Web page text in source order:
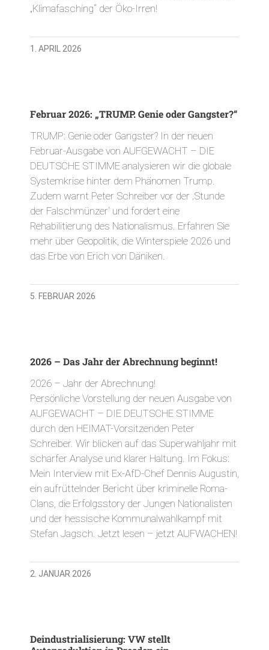
„Klimafasching“ der Öko-Irren!
1. APRIL 2026
Februar 2026: „TRUMP. Genie oder Gangster?“
TRUMP: Genie oder Gangster? In der neuen
Februar-Ausgabe von AUFGEWACHT – DIE
DEUTSCHE STIMME analysieren wir die globale
Systemkrise hinter dem Phänomen Trump.
Zudem warnt Peter Schreiber vor der ‚Stunde
der Falschmünzer‘ und fordert eine
Rehabilitierung des Nationalismus. Erfahren Sie
mehr über Geopolitik, die Winterspiele 2026 und
das Erbe von Erich von Däniken.
5. FEBRUAR 2026
2026 – Das Jahr der Abrechnung beginnt!
2026 – Jahr der Abrechnung!
Persönliche Vorstellung der neuen Ausgabe von
AUFGEWACHT – DIE DEUTSCHE STIMME
durch den HEIMAT-Vorsitzenden Peter
Schreiber. Wir blicken auf das Superwahljahr mit
scharfer Analyse und klarer Haltung. Im Fokus:
Mein Interview mit Ex-AfD-Chef Dennis Augustin,
ein aufrüttelnder Bericht über kriminelle Roma-
Clans, die Erfolgsstory der Jungen Nationalisten
und der hessische Kommunalwahlkampf mit
Stefan Jagsch. Jetzt lesen – jetzt AUFWACHEN!
2. JANUAR 2026
Deindustrialisierung: VW stellt